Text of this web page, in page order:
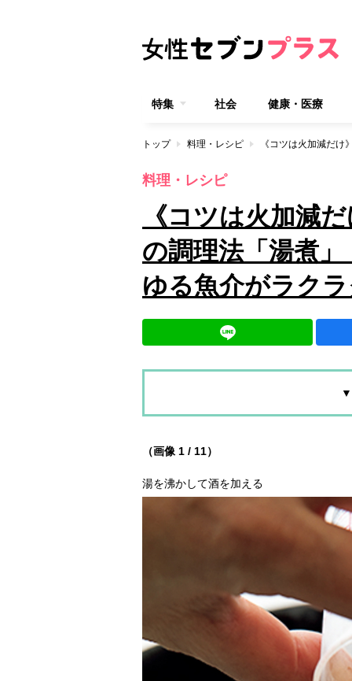
特集 社会 健康・医療
トップ 料理・レシピ
料理・レシピ
《コツは火加減
の調理法「湯煮
ゆる魚介がラク
▼
（画像 1 / 11）
湯を沸かして酒を加える